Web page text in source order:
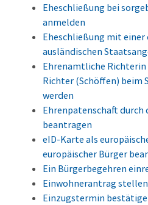
Eheschließung bei
anmelden
Eheschließung mit einer
ausländischen
Ehrenamtliche
Richter (Schöffen) beim
werden
Ehrenpatenschaft durch
beantragen
eID-Karte als
europäischer Bürger
Ein Bürgerbegehren
Einwohnerantrag stellen
Einzugstermin